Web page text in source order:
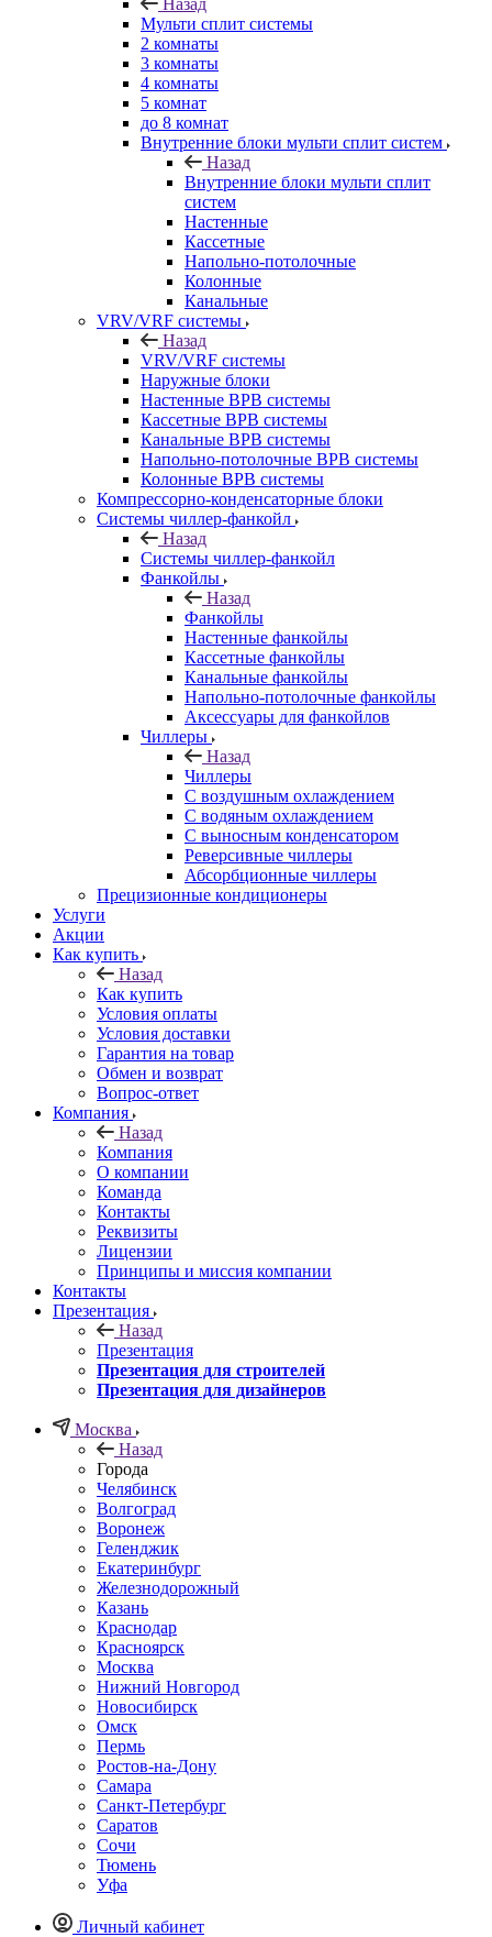
Назад
Мульти сплит системы
2 комнаты
3 комнаты
4 комнаты
5 комнат
до 8 комнат
Внутренние блоки мульти сплит систем
Назад
Внутренние блоки мульти сплит
систем
Настенные
Кассетные
Напольно-потолочные
Колонные
Канальные
VRV/VRF системы
Назад
VRV/VRF системы
Наружные блоки
Настенные ВРВ системы
Кассетные ВРВ системы
Канальные ВРВ системы
Напольно-потолочные ВРВ системы
Колонные ВРВ системы
Компрессорно-конденсаторные блоки
Системы чиллер-фанкойл
Назад
Системы чиллер-фанкойл
Фанкойлы
Назад
Фанкойлы
Настенные фанкойлы
Кассетные фанкойлы
Канальные фанкойлы
Напольно-потолочные фанкойлы
Аксессуары для фанкойлов
Чиллеры
Назад
Чиллеры
С воздушным охлаждением
С водяным охлаждением
С выносным конденсатором
Реверсивные чиллеры
Абсорбционные чиллеры
Прецизионные кондиционеры
Услуги
Акции
Как купить
Назад
Как купить
Условия оплаты
Условия доставки
Гарантия на товар
Обмен и возврат
Вопрос-ответ
Компания
Назад
Компания
О компании
Команда
Контакты
Реквизиты
Лицензии
Принципы и миссия компании
Контакты
Презентация
Назад
Презентация
Презентация для строителей
Презентация для дизайнеров
Москва
Назад
Города
Челябинск
Волгоград
Воронеж
Геленджик
Екатеринбург
Железнодорожный
Казань
Краснодар
Красноярск
Москва
Нижний Новгород
Новосибирск
Омск
Пермь
Ростов-на-Дону
Самара
Санкт-Петербург
Саратов
Сочи
Тюмень
Уфа
Личный кабинет